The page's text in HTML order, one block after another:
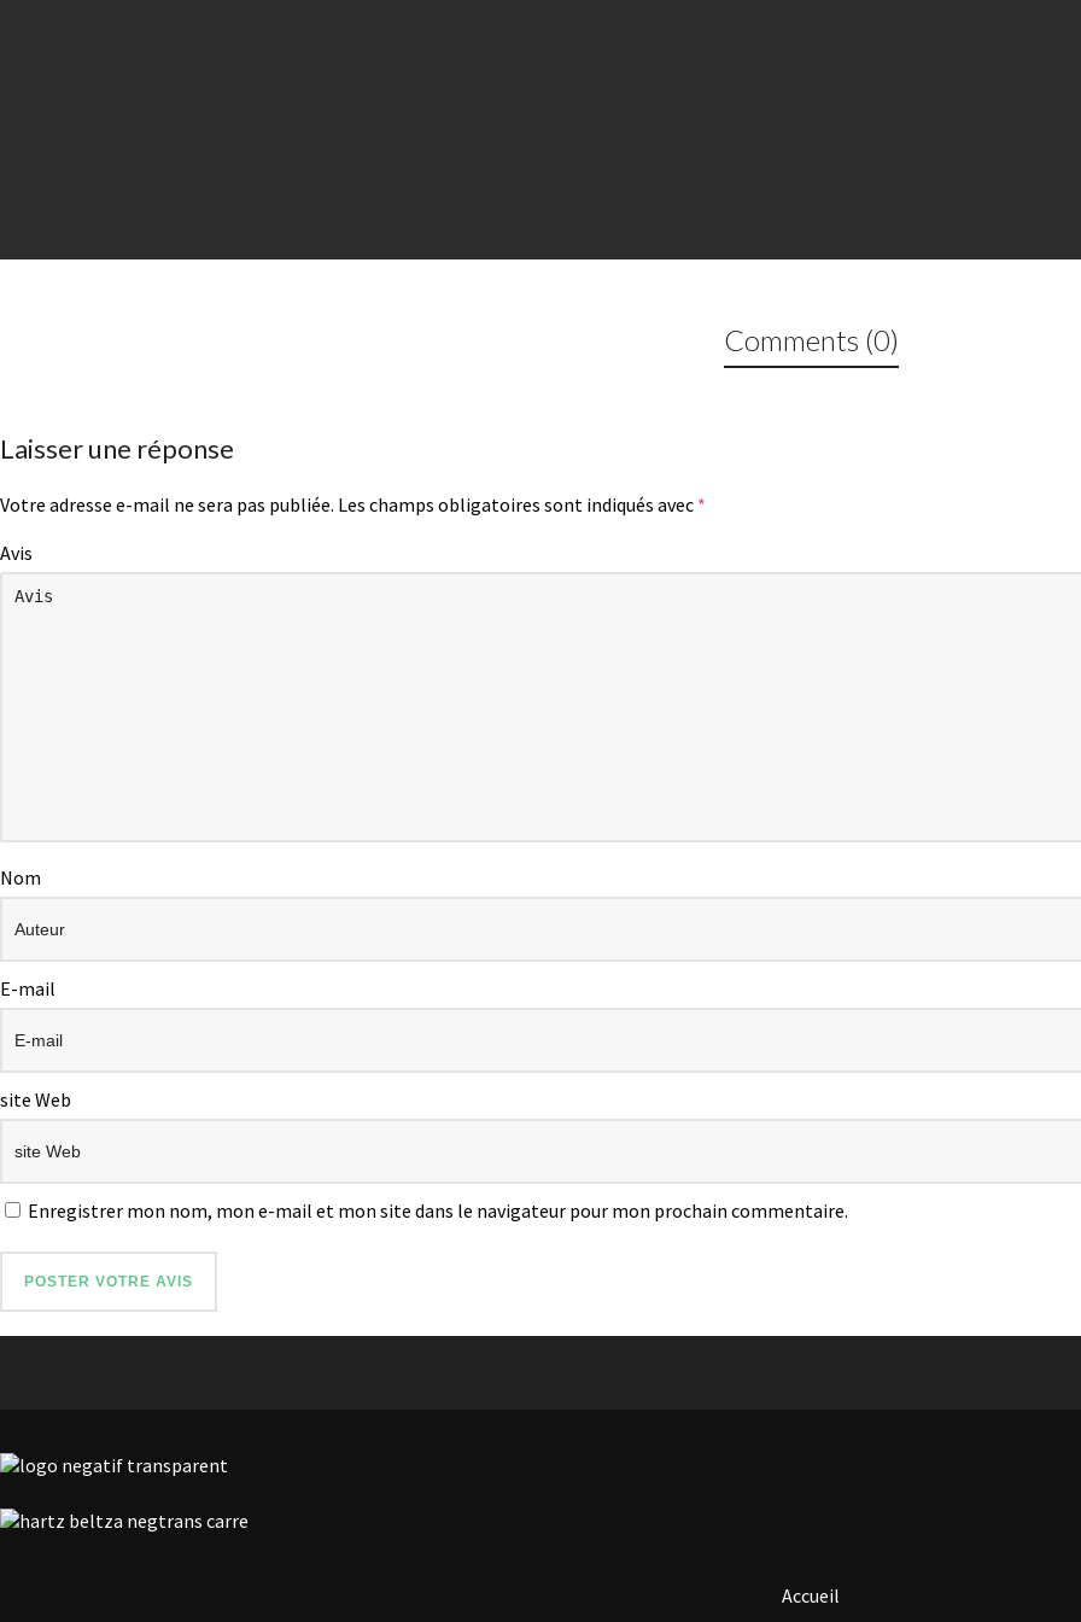
Comments (0)
Laisser une réponse
Votre adresse e-mail ne sera pas publiée. Les champs obligatoires sont indiqués avec *
Avis
Nom
E-mail
site Web
Enregistrer mon nom, mon e-mail et mon site dans le navigateur pour mon prochain commentaire.
Accueil